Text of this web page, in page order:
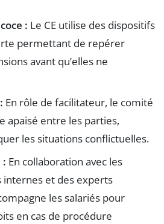
: Le CE utilise des dispositifs
permettant de repérer
avant qu’elles ne
En rôle de facilitateur, le comité
apaisé entre les parties,
les situations conflictuelles.
: En collaboration avec les
internes et des experts
les salariés pour
en cas de procédure